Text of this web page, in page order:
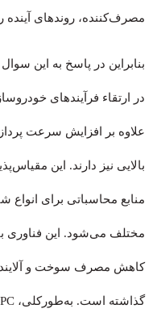
مصرف‌کننده، روندهای آینده
بنابراین در پاسخ به این
علاوه بر افزایش سرعت
بالایی نیز دارند. این
منابع محاسباتی برای
مختلف می‌شود. این فناوری
کاهش مصرف سوخت و